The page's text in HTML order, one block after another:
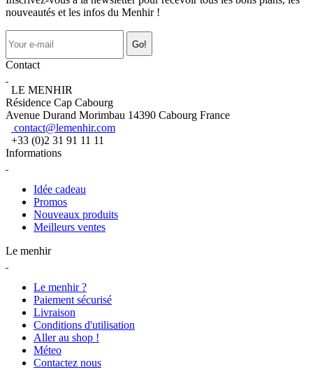
nouveautés et les infos du Menhir !
Go!
Contact
LE MENHIR
Résidence Cap Cabourg
Avenue Durand Morimbau 14390 Cabourg France
contact@lemenhir.com
+33 (0)2 31 91 11 11
Informations
Idée cadeau
Promos
Nouveaux produits
Meilleurs ventes
Le menhir
Le menhir ?
Paiement sécurisé
Livraison
Conditions d'utilisation
Aller au shop !
Méteo
Contactez nous